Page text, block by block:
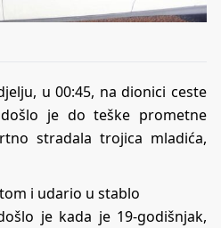
u 00:45, na dionici ceste
došlo je do teške prometne
stradala trojica mladića,
i udario u stablo
je kada je 19-godišnjak,